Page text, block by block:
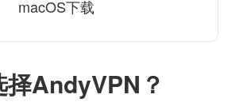
择AndyVPN？
macOS下载